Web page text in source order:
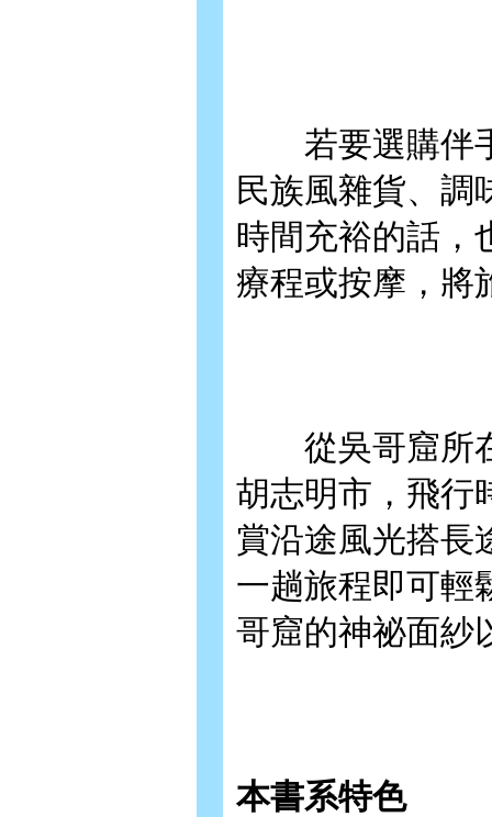
若要選購伴手
民族風雜貨、調
時間充裕的話，
療程或按摩，將
從吳哥窟所在
胡志明市，飛行
賞沿途風光搭長
一趟旅程即可輕
哥窟的神祕面紗
本書系特色